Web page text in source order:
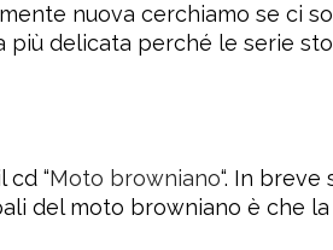
nuova cerchiamo se ci
più delicata perché le serie
cd “Moto browniano“. In breve
del moto browniano è che